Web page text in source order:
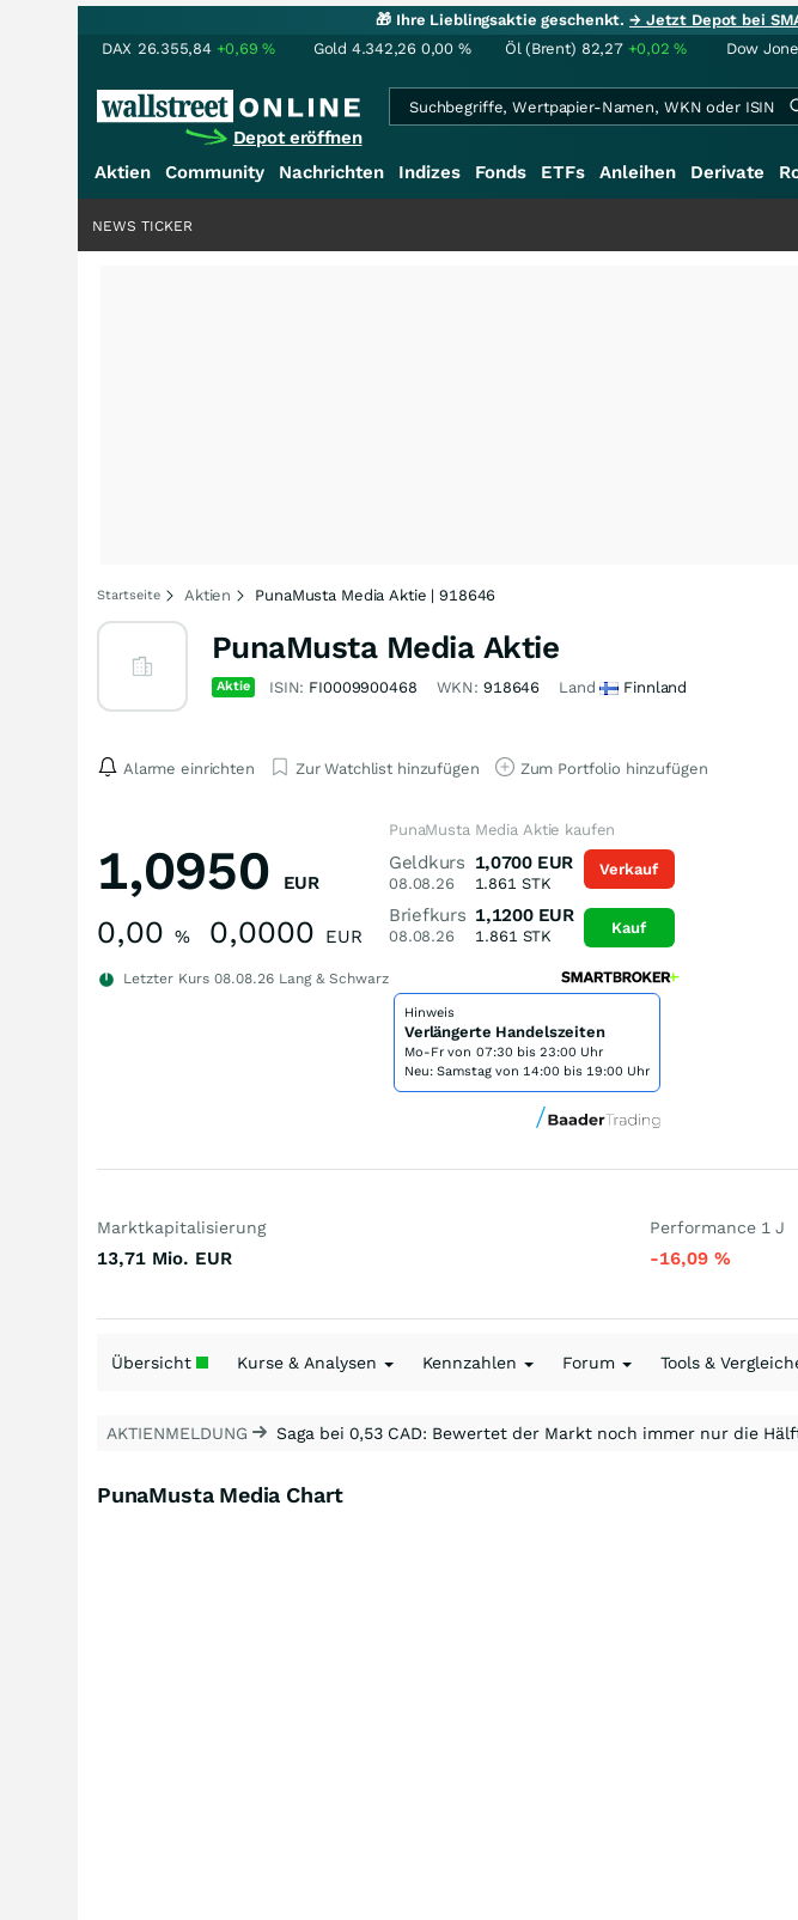
🎁 Ihre Lieblingsaktie geschenkt.→ Jetzt Depot bei
DAX 26.355,84 +0,69% Gold 4.342,26 0,00 % Öl (Brent) 82,27 +0,02% Dow
Depot eröffnen
Aktien Community Nachrichten Indizes Fonds ETFs Anleihen Derivate
NEWS TICKER
Startseite Aktien PunaMusta Media Aktie | 918646
PunaMusta Media Aktie
Aktie ISIN: FI0009900468 WKN: 918646 Land Finnland
Alarme einrichten Zur Watchlist hinzufügen Zum Portfolio hinzufügen
1,0950 EUR
0,00 % 0,0000 EUR
Letzter Kurs 08.08.26 Lang & Schwarz
PunaMusta Media Aktie kaufen
Geldkurs
08.08.26
1,0700 EUR
1.861 STK
Briefkurs
08.08.26
1,1200 EUR
1.861 STK
Verkauf
Kauf
Hinweis
Verlängerte Handelszeiten
Mo-Fr von 07:30 bis 23:00 Uhr
Neu: Samstag von 14:00 bis 19:00 Uhr
Marktkapitalisierung
13,71 Mio. EUR
Performance 1 J
-16,09 %
Übersicht Kurse & Analysen Kennzahlen Forum Tools &
AKTIENMELDUNG Saga bei 0,53 CAD: Bewertet der Markt noch immer nur die
PunaMusta Media Chart